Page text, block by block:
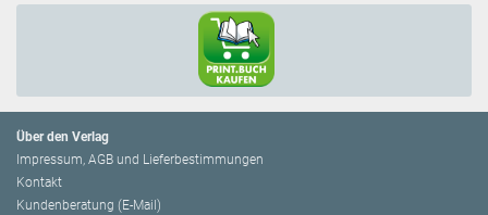
Über den Verlag
Impressum, AGB und Lieferbestimmungen
Kontakt
Kundenberatung (E-Mail)